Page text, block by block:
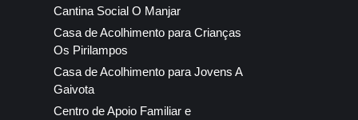
Cantina Social O Manjar
Casa de Acolhimento para Crianças
Os Pirilampos
Casa de Acolhimento para Jovens A
Gaivota
Centro de Apoio Familiar e